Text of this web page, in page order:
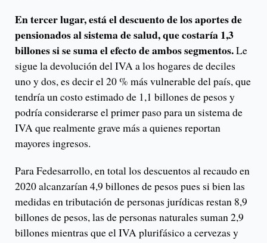
En tercer lugar, está el descuento de los aportes de
pensionados al sistema de salud, que costaría 1,3
billones si se suma el efecto de ambos segmentos.Le
sigue la devolución del IVA a los hogares de deciles
uno y dos, es decir el 20 % más vulnerable del país, que
tendría un costo estimado de 1,1 billones de pesos y
podría considerarse el primer paso para un sistema de
IVA que realmente grave más a quienes reportan
mayores ingresos.
Para Fedesarrollo, en total los descuentos al recaudo en
2020 alcanzarían 4,9 billones de pesos pues si bien las
medidas en tributación de personas jurídicas restan 8,9
billones de pesos, las de personas naturales suman 2,9
billones mientras que el IVA plurifásico a cervezas y